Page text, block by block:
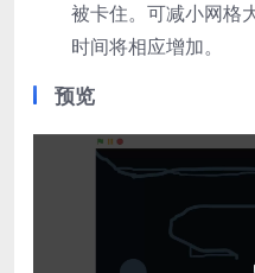
被卡住。可减小网格
时间将相应增加。
预览